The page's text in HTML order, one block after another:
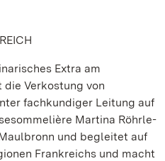
Extra am
Verkostung von
fachkundiger Leitung auf
Martina Röhrle-
und begleitet auf
Frankreichs und macht